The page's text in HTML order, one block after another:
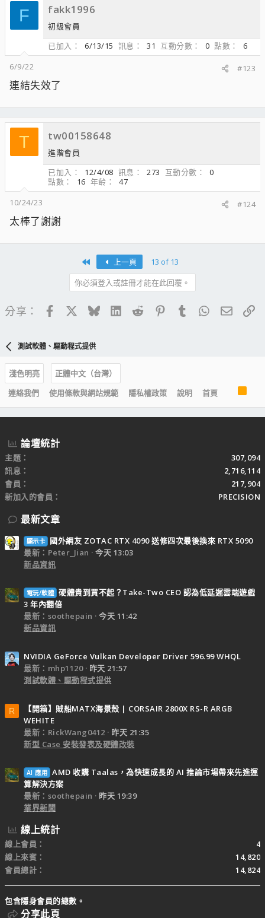
F fakk1996
初級會員
已加入
6/13/15 訊息 31 互動分數 0 點數
6
6/9/22
#123
連結失效了
T tw00158648
進階會員
已加入
12/4/08 訊息 273 互動分數
0
點數
16 年齡
47
10/24/23
#124
太棒了謝謝
上一頁
13 of 13
你必須登入或註冊才能在此回覆。
分享： FacebookBlueskyLinkedIn
Reddit PinterestTumblrWhatsApp
電子
測試軟體、驅動程式提供
淺色明亮
正體中文（台灣）
連絡我們
使用條款與網站規範 隱私權政策 說明 首頁
S
論壇統計
主題
307,094
訊息
2,716,114
會員
217,904
新加入的會員
PRECISION
最新文章
顯示卡
國外網友 ZOTAC RTX 4090 送修四次最後換來 RTX 5090
最新：Peter_Jian
今天 13:03
新品資訊
電玩/軟體 硬體貴到買不起？Take-Two CEO 認為低延遲雲端遊戲
3 年內翻倍
最新：soothepain
今天 11:42
新品資訊
NVIDIA GeForce Vulkan Developer Driver 596.99 WHQL
最新：mhp1120
昨天 21:57
測試軟體、驅動程式提供
R
【開箱】賊船MATX海景殼 | CORSAIR 2800X RS-R ARGB
WEHITE
最新：RickWang0412
昨天 21:35
新型 Case 安裝發表及硬體改裝
AI 應用 AMD 收購 Taalas，為快速成長的 AI 推論市場帶來先進運
算解決方案
最新：soothepain
昨天 19:39
業界新聞
線上統計
線上會員
4
線上來賓
14,820
會員總計
14,824
包含隱身會員的總數。
分享此頁